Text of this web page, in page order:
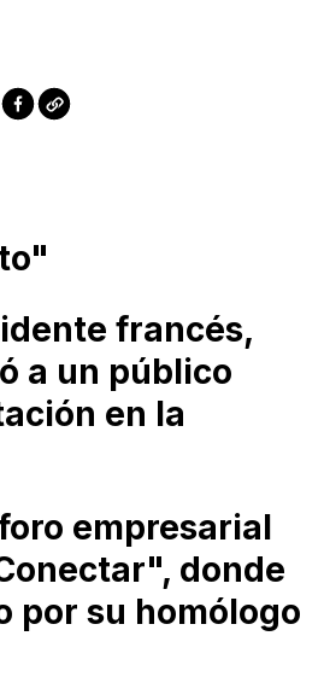
francés,
a un público
en la
empresarial
donde
por su homólogo